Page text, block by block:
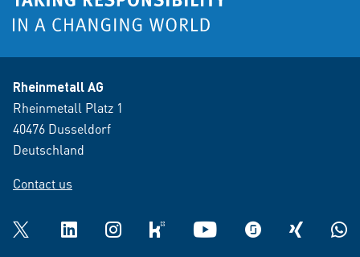
Rheinmetall AG
Rheinmetall Platz 1
40476 Dusseldorf
Deutschland
Contact us
Twitter LinkedInInstagramkununu YouTube glassdoorXING